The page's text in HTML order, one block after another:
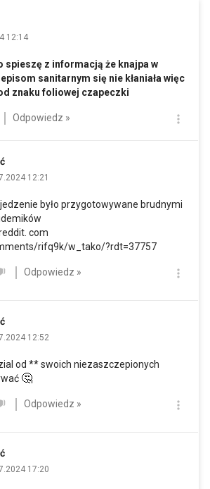
12:14
spieszę z informacją że knajpa w
sanitarnym się nie kłaniała więc
znaku foliowej czapeczki
Odpowiedz »
12:21
było przygotowywane brudnymi
com
rifq9k/w_tako/?rdt=37757
Odpowiedz »
12:52
od ** swoich niezaszczepionych
🤔
Odpowiedz »
17:20